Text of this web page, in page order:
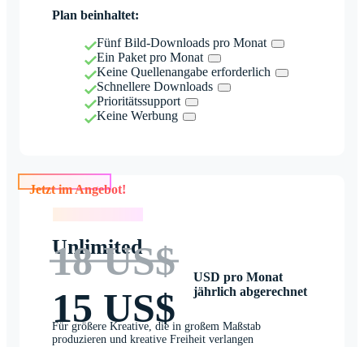
Plan beinhaltet:
Fünf Bild-Downloads pro Monat
Ein Paket pro Monat
Keine Quellenangabe erforderlich
Schnellere Downloads
Prioritätssupport
Keine Werbung
Jetzt im Angebot!
Unlimited
18 US$
15 US$
USD pro Monat
jährlich abgerechnet
Für größere Kreative, die in großem Maßstab
produzieren und kreative Freiheit verlangen